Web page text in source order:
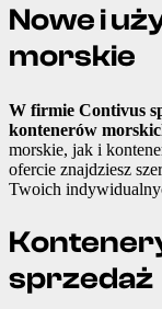
Nowe i
morskie
W firmie Contivus
kontenerów
morskie, jak i
ofercie znajdziesz
Twoich
sprzedaż